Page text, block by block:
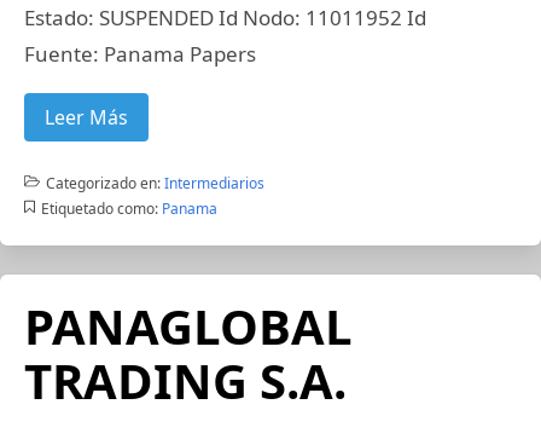
Estado: SUSPENDED Id Nodo: 11011952 Id
Fuente: Panama Papers
Leer Más
Categorizado en:Intermediarios
Etiquetado como: Panama
PANAGLOBAL
TRADING S.A.